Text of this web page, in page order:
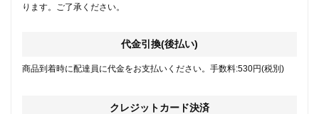
ります。ご了承ください。
代金引換(後払い)
商品到着時に配達員に代金をお支払いください。手数料:530円(税別)
クレジットカード決済